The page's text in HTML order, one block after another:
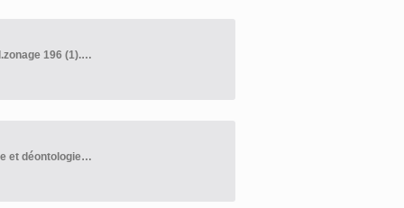
2026-04-21 Avis public second projet règl. 320 amendant règl.zonage 196 (1).pdf
2026-04-14 Avis de promulgation adoption règl. no.322 éthique et déontologie élu(e)s.pdf